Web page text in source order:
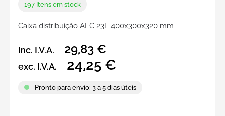
197 Itens em stock
Caixa distribuição ALC 23L 400x300x320 mm
inc. I.V.A. 29,83 €
exc. I.V.A. 24,25 €
Pronto para envio: 3 a 5 dias úteis